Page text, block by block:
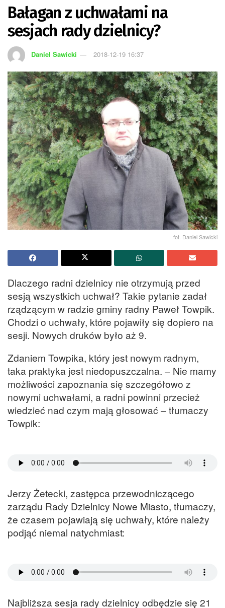
Bałagan z uchwałami na
sesjach rady dzielnicy?
Daniel Sawicki 2018-12-19 16:37
fot. Daniel Sawicki
Dlaczego radni dzielnicy nie otrzymują przed
sesją wszystkich uchwał? Takie pytanie zadał
rządzącym w radzie gminy radny Paweł Towpik.
Chodzi o uchwały, które pojawiły się dopiero na
sesji. Nowych druków było aż 9.
Zdaniem Towpika, który jest nowym radnym,
taka praktyka jest niedopuszczalna. – Nie mamy
możliwości zapoznania się szczegółowo z
nowymi uchwałami, a radni powinni przecież
wiedzieć nad czym mają głosować – tłumaczy
Towpik:
Jerzy Żetecki, zastępca przewodniczącego
zarządu Rady Dzielnicy Nowe Miasto, tłumaczy,
że czasem pojawiają się uchwały, które należy
podjąć niemal natychmiast:
Najbliższa sesja rady dzielnicy odbędzie się 21